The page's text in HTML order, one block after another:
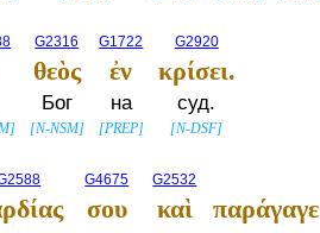
]
G2316
θεὸς
Бог
[N-NSM]
G1722
ἐν
на
[PREP]
G2920
κρίσει.
суд.
[N-DSF]
G4675
σου
G2532
καὶ παράγαγε